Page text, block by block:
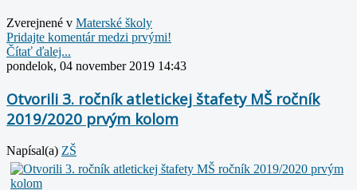
Zverejnené v Materské školy
Pridajte komentár medzi prvými!
Čítať ďalej...
pondelok, 04 november 2019 14:43
Otvorili 3. ročník atletickej štafety MŠ ročník
2019/2020 prvým kolom
Napísal(a) ZŠ